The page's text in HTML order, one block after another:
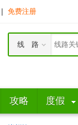
免费注册
线 路
攻略 度假